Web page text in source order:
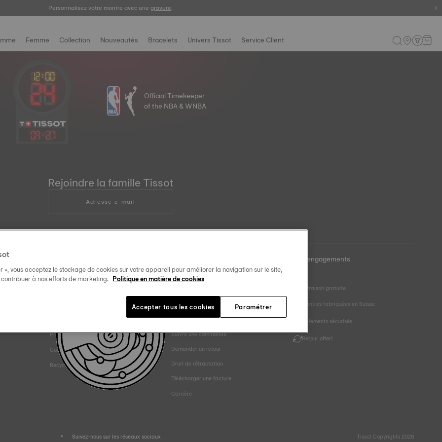
Personnalisez votre montre avec une gravure.
Enregistrez votre montre
Femme Collection Nouveautés Bracelets Univers Tissot Service Client
09:27
Official Timekeeper
of the NBA & WNBA
Rejoindre la famille Tissot
Adresse e-mail
Paramètres des cookies
Conditions d'utilisation
Recyclage
Guide de la mise à taille
Livraison et retour
Suivre une commande
Demander un retour
Droit de rétractation
Télécharger une facture
Carrière
Nos engagements
Livraison gratuite
Montres fabriquées en Suisse
Paiements sécurisés
Retour offert
Suivez-nous sur les réseaux sociaux Tissot Copyrights 2026
», vous acceptez le stockage de cookies sur votre appareil pour améliorer la navigation sur le site,
à nos efforts de marketing. Politique en matière de cookies
Paramétrer
Accepter tous les cookies